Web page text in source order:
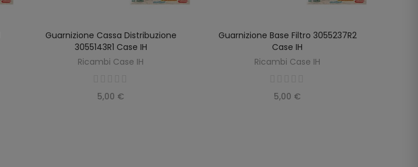
AGGIUNGI AL CARRELLO
Guarnizione Cassa Distribuzione
3055143R1 Case IH
Ricambi Case IH
5,00 €
AGGIUNGI AL CARRELLO
Guarnizione Base Filtro 3055237R2
Case IH
Ricambi Case IH
5,00 €